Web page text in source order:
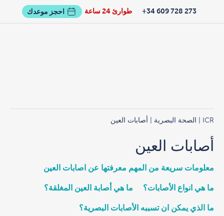
طوارئ 24 ساعة 273 728 609 34+ احجز موعدك
ICR الصحة البصرية | أصابات العين
أصابات العين
معلومات سريعة من المهم معرفتها عن اصابات العين
ما هي انواع الأصابات؟ ما هي أصابة العين المغلقة؟
ما الذي يمكن ان تسببه الأصابات البصرية؟